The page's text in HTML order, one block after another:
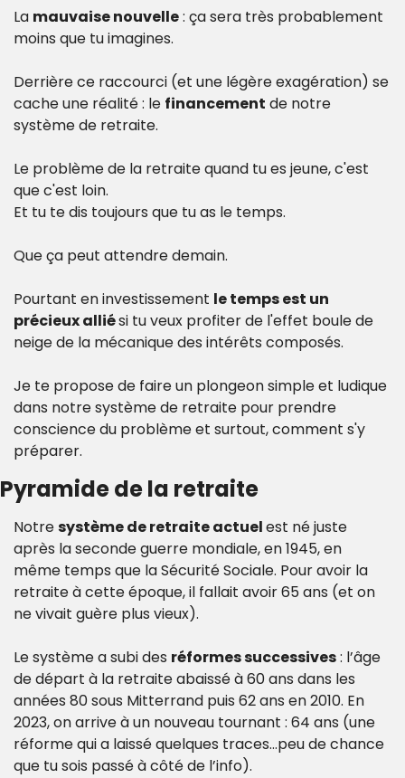
La mauvaise nouvelle : ça sera très probablement
moins que tu imagines.
Derrière ce raccourci (et une légère exagération) se
cache une réalité : le financement de notre
système de retraite.
Le problème de la retraite quand tu es jeune, c'est
que c'est loin.
Et tu te dis toujours que tu as le temps.
Que ça peut attendre demain.
Pourtant en investissement le temps est un
précieux allié si tu veux profiter de l'effet boule de
neige de la mécanique des intérêts composés.
Je te propose de faire un plongeon simple et ludique
dans notre système de retraite pour prendre
conscience du problème et surtout, comment s'y
préparer.
Pyramide de la retraite
Notre système de retraite actuel est né juste
après la seconde guerre mondiale, en 1945, en
même temps que la Sécurité Sociale. Pour avoir la
retraite à cette époque, il fallait avoir 65 ans (et on
ne vivait guère plus vieux).
Le système a subi des réformes successives : l’âge
de départ à la retraite abaissé à 60 ans dans les
années 80 sous Mitterrand puis 62 ans en 2010. En
2023, on arrive à un nouveau tournant : 64 ans (une
réforme qui a laissé quelques traces…peu de chance
que tu sois passé à côté de l’info).